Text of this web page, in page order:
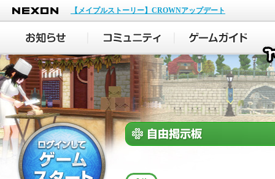
NEXON
【メイプルストーリー】CROWNアップデート